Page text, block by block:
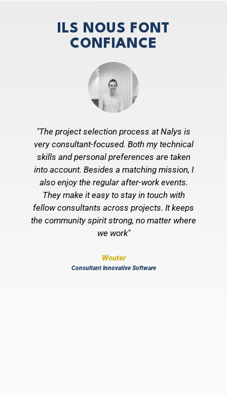
ILS NOUS FONT
CONFIANCE
"The project selection process at Nalys is
very consultant-focused. Both my technical
skills and personal preferences are taken
into account. Besides a matching mission, I
also enjoy the regular after-work events.
They make it easy to stay in touch with
fellow consultants across projects. It keeps
the community spirit strong, no matter where
we work"
Wouter
Consultant Innovative Software